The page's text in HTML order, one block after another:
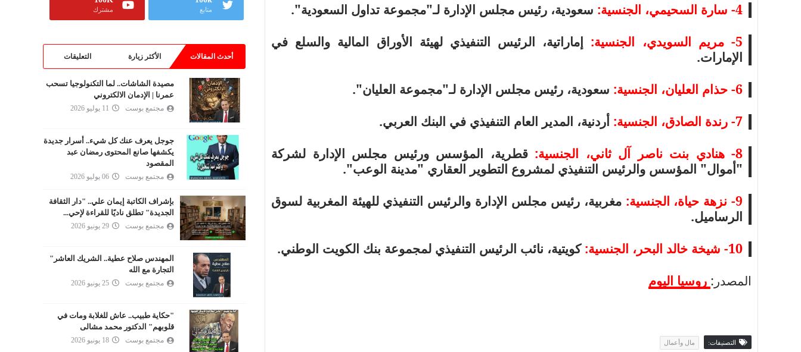
4- سارة السحيمي، الجنسية:
سعودية، رئيس مجلس الإدارة لـ"مجموعة تداول السعودية".
5- مريم السويدي، الجنسية:
إماراتية، الرئيس التنفيذي لهيئة الأوراق المالية والسلع في
الإمارات.
6- حذام العليان، الجنسية:
سعودية، رئيس مجلس الإدارة لـ"مجموعة العليان".
7- رندة الصادق، الجنسية:
أردنية، المدير العام التنفيذي في البنك العربي.
8- هنادي بنت ناصر آل ثاني، الجنسية:
قطرية، المؤسس ورئيس مجلس الإدارة لشركة
"أموال" المؤسس والرئيس التنفيذي لمشروع التطوير العقاري "مدينة الوعب".
9- نزهة حياة، الجنسية:
مغربية، رئيس مجلس الإدارة والرئيس التنفيذي للهيئة المغربية لسوق
الرساميل.
10- شيخة خالد البحر، الجنسية:
كويتية، نائب الرئيس التنفيذي لمجموعة بنك الكويت الوطني.
المصدر: روسيا اليوم
التصنيفات: مال وأعمال
متابع مشترك
أحدث المقالات الأكثر زيارة التعليقات
مصيدة الشاشات.. لما التكنولوجيا تسحب
عمرنا | الإدمان الالكتروني
مجتمع بوست 11 يوليو 2026
جوجل يعرف عنك كل شيء.. أسرار جديدة
يكشفها صانع المحتوى رمضان عبد
المقصود
مجتمع بوست 06 يوليو 2026
بإشراف الكاتبة إيمان علي.. "دار الثقافة
الجديدة" تطلق ناديًا للقراءة لإحي...
مجتمع بوست 29 يونيو 2026
المهندس صلاح عطية.. الشريك العاشر"
التجارة مع الله
مجتمع بوست 25 يونيو 2026
"حكاية طبيب.. عاش للغلابة ومات في
قلوبهم" الدكتور محمد مشالى
مجتمع بوست 18 يونيو 2026